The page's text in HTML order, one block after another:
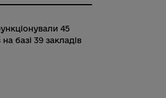
45
базі 39 закладів